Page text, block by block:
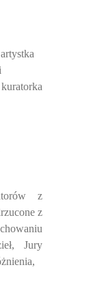
artystka
z
z
Jury